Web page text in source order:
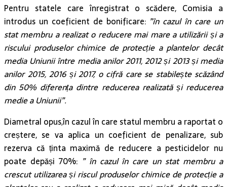
Pentru statele care înregistrat o scădere, Comisia a
introdus un coeficient de bonificare: ”în cazul în care un
stat membru a realizat o reducere mai mare a utilizării și a
riscului produselor chimice de protecție a plantelor decât
media Uniunii între media anilor 2011, 2012 și 2013 și media
anilor 2015, 2016 și 2017, o cifră care se stabilește scăzând
din 50% diferența dintre reducerea realizată și reducerea
medie a Uniunii”.
Diametral opus,în cazul în care statul membru a raportat o
creștere, se va aplica un coeficient de penalizare, sub
rezerva că ținta maximă de reducere a pesticidelor nu
poate depăși 70%: ” în cazul în care un stat membru a
crescut utilizarea și riscul produselor chimice de protecție a